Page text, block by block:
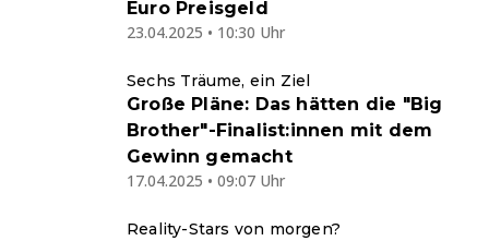
Euro Preisgeld
23.04.2025 • 10:30 Uhr
Sechs Träume, ein Ziel
Große Pläne: Das hätten die "Big
Brother"-Finalist:innen mit dem
Gewinn gemacht
17.04.2025 • 09:07 Uhr
Reality-Stars von morgen?